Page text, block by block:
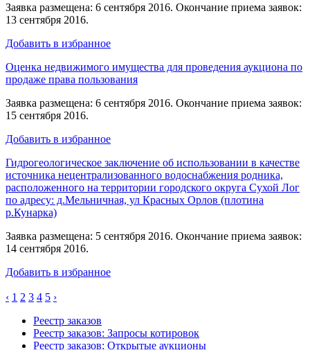
Заявка размещена: 6 сентября 2016. Окончание приема заявок:
13 сентября 2016.
Добавить в избранное
Оценка недвижимого имущества для проведения аукциона по
продаже права пользования
Заявка размещена: 6 сентября 2016. Окончание приема заявок:
15 сентября 2016.
Добавить в избранное
Гидрогеологическое заключение об использовании в качестве
источника нецентрализованного водоснабжения родника,
расположенного на территории городского округа Сухой Лог
по адресу: д.Мельничная, ул Красных Орлов (плотина
р.Кунарка)
Заявка размещена: 5 сентября 2016. Окончание приема заявок:
14 сентября 2016.
Добавить в избранное
‹ 1 2 3 4 5 ›
Реестр заказов
Реестр заказов: Запросы котировок
Реестр заказов: Открытые аукционы